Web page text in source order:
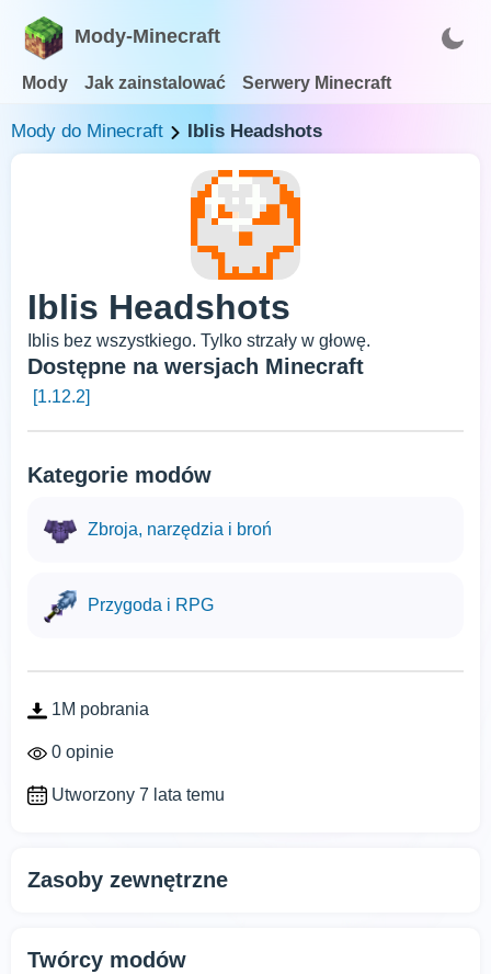
Mody-Minecraft
Mody Jak zainstalować Serwery Minecraft
Mody do Minecraft Iblis Headshots
Iblis Headshots
Iblis bez wszystkiego. Tylko strzały w głowę.
Dostępne na wersjach Minecraft
[1.12.2]
Kategorie modów
Zbroja, narzędzia i broń
Przygoda i RPG
1M pobrania
0 opinie
Utworzony 7 lata temu
Zasoby zewnętrzne
Twórcy modów